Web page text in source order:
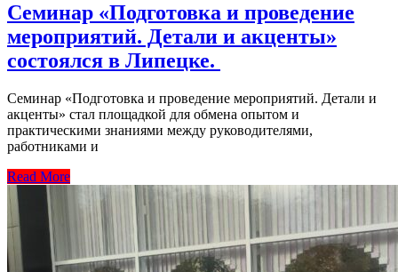
Семинар «Подготовка и проведение
мероприятий. Детали и акценты»
состоялся в Липецке.
Семинар «Подготовка и проведение мероприятий. Детали и
акценты» стал площадкой для обмена опытом и
практическими знаниями между руководителями,
работниками и
Read More